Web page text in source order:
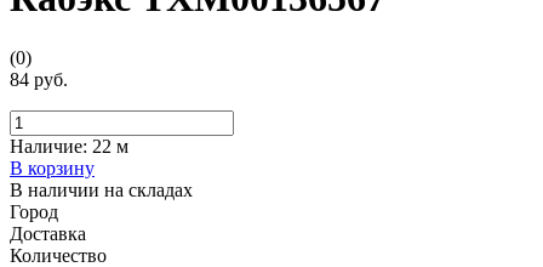
(0)
84 руб.
Наличие: 22 м
В корзину
В наличии на складах
Город
Доставка
Количество